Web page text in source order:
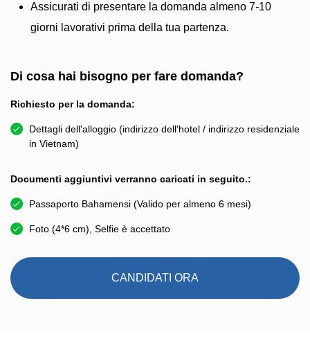
Assicurati di presentare la domanda almeno 7-10
giorni lavorativi prima della tua partenza.
Di cosa hai bisogno per fare domanda?
Richiesto per la domanda:
Dettagli dell'alloggio (indirizzo dell'hotel / indirizzo residenziale
in Vietnam)
Documenti aggiuntivi verranno caricati in seguito.:
Passaporto Bahamensi (Valido per almeno 6 mesi)
Foto (4*6 cm), Selfie è accettato
CANDIDATI ORA